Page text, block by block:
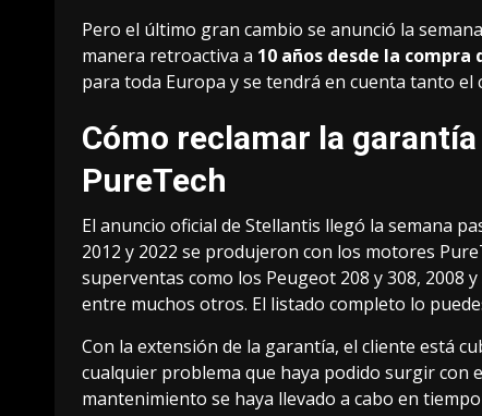
Pero el último gran cambio se anunció la
manera retroactiva a 10 años desde la compra
para toda Europa y se tendrá en cuenta tanto el
Cómo reclamar la
PureTech
El anuncio oficial de Stellantis llegó la semana
2012 y 2022 se produjeron con los motores
superventas como los Peugeot 208 y 308, 2008
entre muchos otros. El listado completo lo
Con la extensión de la garantía, el cliente está
cualquier problema que haya podido surgir con
mantenimiento se haya llevado a cabo en